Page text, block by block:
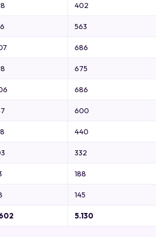
402
563
686
675
686
600
440
332
188
145
5.130